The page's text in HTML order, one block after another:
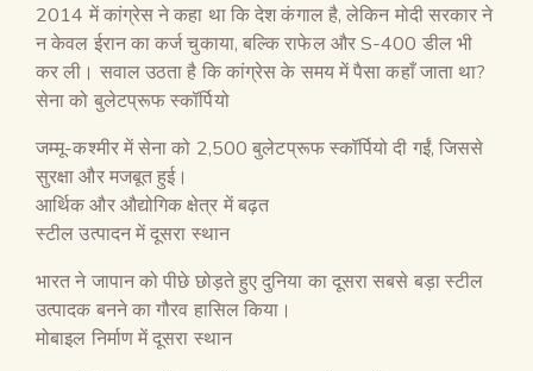
2014 में कांग्रेस ने कहा था कि देश कंगाल है, लेकिन मोदी सरकार ने
न केवल ईरान का कर्ज चुकाया, बल्कि राफेल और S-400 डील भी
कर ली। सवाल उठता है कि कांग्रेस के समय में पैसा कहाँ जाता था?
सेना को बुलेटप्रूफ स्कॉर्पियो
जम्मू-कश्मीर में सेना को 2,500 बुलेटप्रूफ स्कॉर्पियो दी गईं, जिससे
सुरक्षा और मजबूत हुई।
आर्थिक और औद्योगिक क्षेत्र में बढ़त
स्टील उत्पादन में दूसरा स्थान
भारत ने जापान को पीछे छोड़ते हुए दुनिया का दूसरा सबसे बड़ा स्टील
उत्पादक बनने का गौरव हासिल किया।
मोबाइल निर्माण में दूसरा स्थान